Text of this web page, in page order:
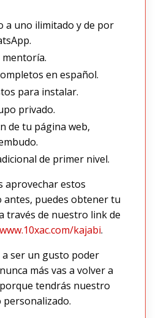
a uno ilimitado y de por
mentoría.
en español.
para instalar.
privado.
de tu página web,
de primer nivel.
aprovechar estos
antes, puedes obtener tu
través de nuestro link de
kajabi.
ser un gusto poder
más vas a volver a
tendrás nuestro